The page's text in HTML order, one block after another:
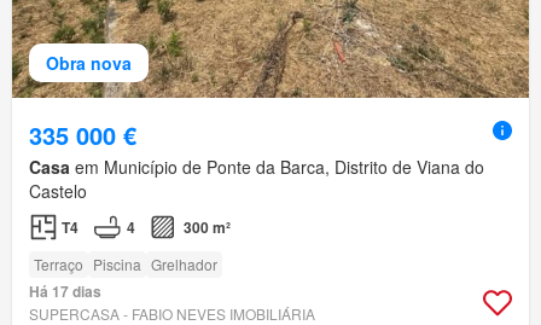
Obra nova
335 000 €
Casa em Município de Ponte da Barca, Distrito de Viana do
Castelo
T4 4 300 m²
Terraço Piscina Grelhador
Há 17 dias
SUPERCASA - FABIO NEVES IMOBILIÁRIA